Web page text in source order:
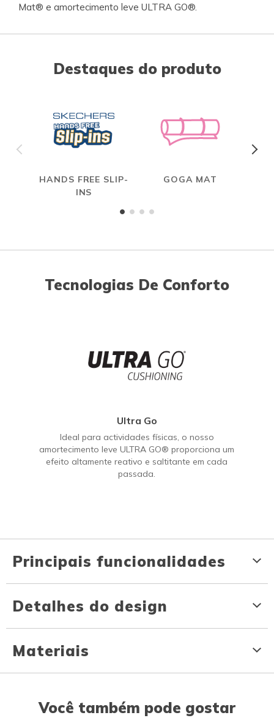
Mat® e amortecimento leve ULTRA GO®.
Destaques do produto
HANDS FREE SLIP-
INS
GOGA MAT
Tecnologias De Conforto
Ultra Go
Ideal para actividades físicas, o nosso
amortecimento leve ULTRA GO® proporciona um
efeito altamente reativo e saltitante em cada
passada.
Principais funcionalidades
Detalhes do design
Materiais
Você também pode gostar